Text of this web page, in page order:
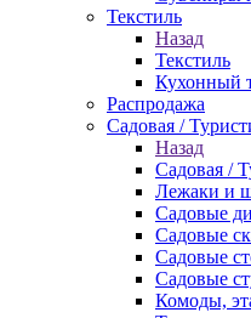
Текстиль
Назад
Текстиль
Кухонный
Распродажа
Садовая /
Назад
Садовая /
Лежаки и
Садовые
Садовые
Садовые
Садовые
Комоды,